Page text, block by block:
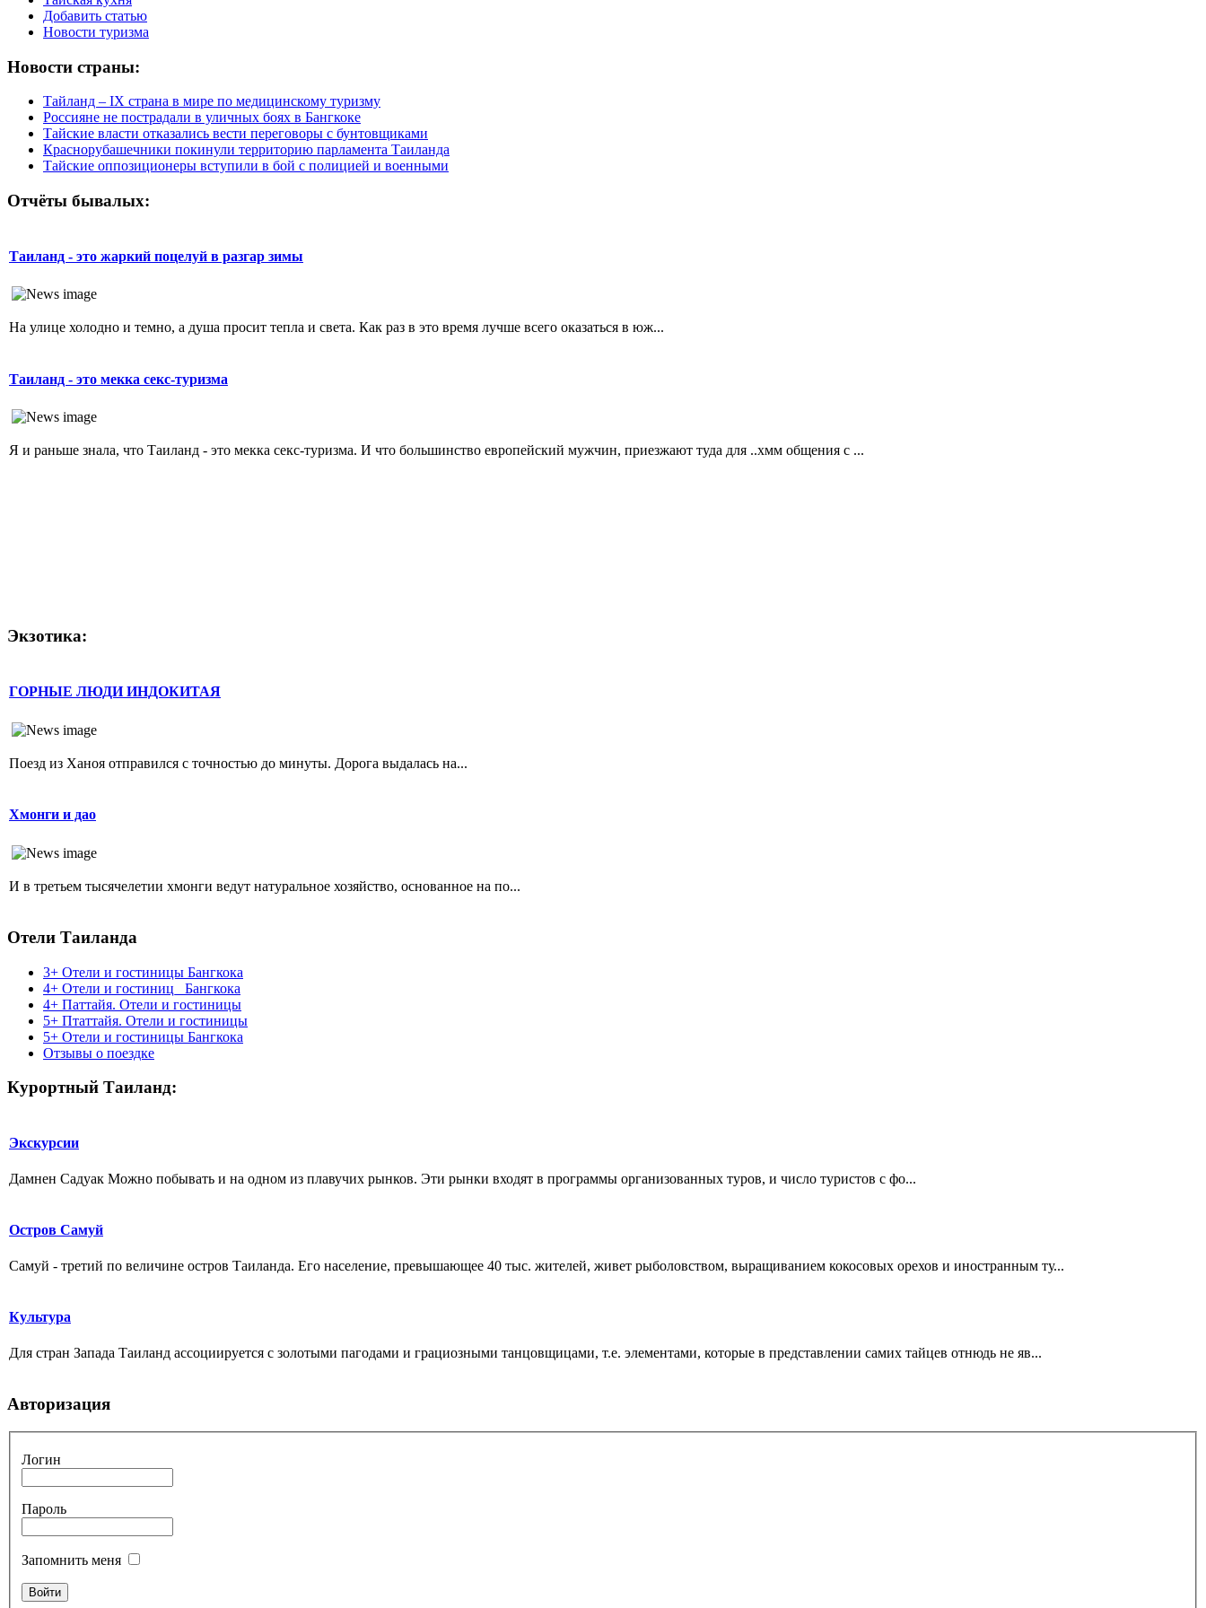
Добавить статью
Новости туризма
Новости страны:
Тайланд – IX страна в мире по медицинскому туризму
Россияне не пострадали в уличных боях в Бангкоке
Тайские власти отказались вести переговоры с бунтовщиками
Краснорубашечники покинули территорию парламента Таиланда
Тайские оппозиционеры вступили в бой с полицией и военными
Отчёты бывалых:
Таиланд - это жаркий поцелуй в разгар зимы
На улице холодно и темно, а душа просит тепла и света. Как раз в это время лучше всего оказаться в юж...
Таиланд - это мекка секс-туризма
Я и раньше знала, что Таиланд - это мекка секс-туризма. И что большинство европейский мужчин, приезжают туда для ..хмм общения с ...
Экзотика:
ГОРНЫЕ ЛЮДИ ИНДОКИТАЯ
Поезд из Ханоя отправился с точностью до минуты. Дорога выдалась на...
Хмонги и дао
И в третьем тысячелетии хмонги ведут натуральное хозяйство, основанное на по...
Отели Таиланда
3+ Отели и гостиницы Бангкока
4+ Отели и гостиниц_ Бангкока
4+ Паттайя. Отели и гостиницы
5+ Птаттайя. Отели и гостиницы
5+ Отели и гостиницы Бангкока
Отзывы о поездке
Курортный Таиланд:
Экскурсии
Дамнен Садуак Можно побывать и на одном из плавучих рынков. Эти рынки входят в программы организованных туров, и число туристов с фо...
Остров Самуй
Самуй - третий по величине остров Таиланда. Его население, превышающее 40 тыс. жителей, живет рыболовством, выращиванием кокосовых орехов и иностранным ту...
Культура
Для стран Запада Таиланд ассоциируется с золотыми пагодами и грациозными танцовщицами, т.е. элементами, которые в представлении самих тайцев отнюдь не яв...
Авторизация
Логин
Пароль
Запомнить меня